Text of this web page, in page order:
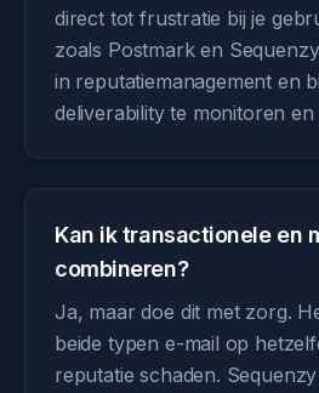
direct tot frustratie bij je
zoals Postmark en
in reputatiemanagement en
deliverability te monitoren
Kan ik transactionele en
combineren?
Ja, maar doe dit met zorg.
beide typen e-mail op
reputatie schaden.